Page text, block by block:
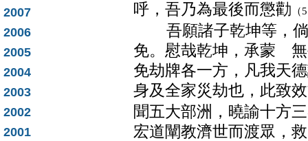
2007
2006
2005
2004
2003
2002
2001
呼，吾乃為最後而懲勸 （
吾願諸子乾坤等，倘
免。慰哉乾坤，承蒙
免劫牌各一方，凡我天
身及全家災劫也，此致
聞五大部洲，曉諭十方
宏道闡教濟世而渡眾，